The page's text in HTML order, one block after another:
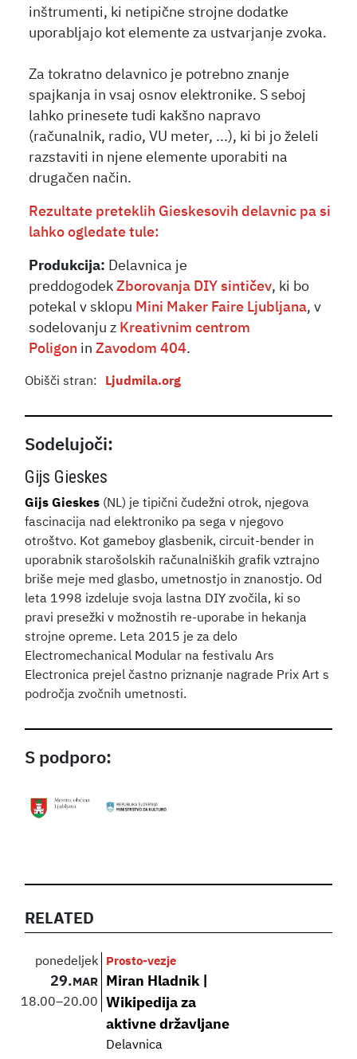
inštrumenti, ki netipične strojne dodatke
uporabljajo kot elemente za ustvarjanje zvoka.
Za tokratno delavnico je potrebno znanje
spajkanja in vsaj osnov elektronike. S seboj
lahko prinesete tudi kakšno napravo
(računalnik, radio, VU meter, ...), ki bi jo želeli
razstaviti in njene elemente uporabiti na
drugačen način.
Rezultate preteklih Gieskesovih delavnic pa si
lahko ogledate tule:
Produkcija: Delavnica je
preddogodekZborovanja DIY sintičev, ki bo
potekal v sklopu Mini Maker Faire Ljubljana, v
sodelovanju z Kreativnim centrom
Poligon inZavodom 404.
Obišči stran: Ljudmila.org
Sodelujoči:
Gijs Gieskes
Gijs Gieskes (NL) je tipični čudežni otrok, njegova
fascinacija nad elektroniko pa sega v njegovo
otroštvo. Kot gameboy glasbenik, circuit-bender in
uporabnik starošolskih računalniških grafik vztrajno
briše meje med glasbo, umetnostjo in znanostjo. Od
leta 1998 izdeluje svoja lastna DIY zvočila, ki so
pravi presežki v možnostih re-uporabe in hekanja
strojne opreme. Leta 2015 je za delo
Electromechanical Modular na festivalu Ars
Electronica prejel častno priznanje nagrade Prix Art s
področja zvočnih umetnosti.
S podporo:
RELATED
ponedeljek
29. MAR
18.00–20.00
Prosto-vezje
Miran Hladnik |
Wikipedija za
aktivne državljane
Delavnica